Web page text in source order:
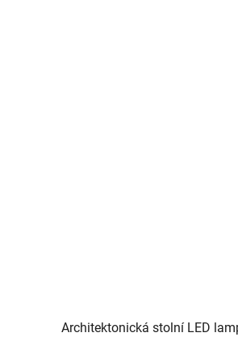
Architektonická stolní LED